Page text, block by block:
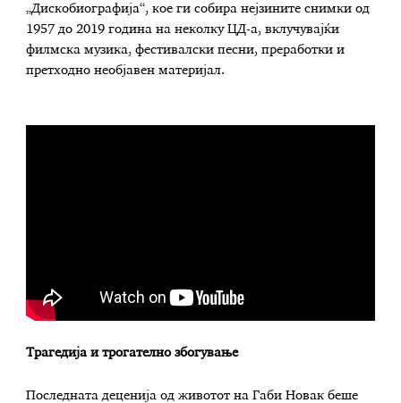
„Дискобиографија“, кое ги собира нејзините снимки од
1957 до 2019 година на неколку ЦД-а, вклучувајќи
филмска музика, фестивалски песни, преработки и
претходно необјавен материјал.
Трагедија и трогателно збогување
Последната деценија од животот на Габи Новак беше